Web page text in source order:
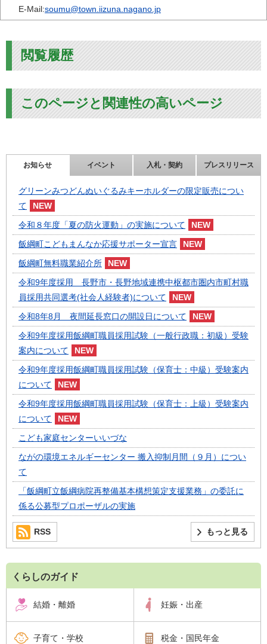
E-Mail:soumu@town.iizuna.nagano.jp
閲覧履歴
このページと関連性の高いページ
お知らせ イベント 入札・契約 プレスリリース
グリーンみつどんぬいぐるみキーホルダーの限定販売につい
て
令和８年度「夏の防火運動」の実施について
飯綱町こどもまんなか応援サポーター宣言
飯綱町無料職業紹介所
令和9年度採用 長野市・長野地域連携中枢都市圏内市町村職
員採用共同選考(社会人経験者)について
令和8年8月 夜間延長窓口の開設日について
令和9年度採用飯綱町職員採用試験（一般行政職：初級）受験
案内について
令和9年度採用飯綱町職員採用試験（保育士：中級）受験案内
について
令和9年度採用飯綱町職員採用試験（保育士：上級）受験案内
について
こども家庭センターいいづな
ながの環境エネルギーセンター 搬入抑制月間（９月）につい
て
「飯綱町立飯綱病院再整備基本構想策定支援業務」の委託に
係る公募型プロポーザルの実施
もっと見る
RSS
くらしのガイド
結婚・離婚 妊娠・出産
子育て・学校 税金・国民年金